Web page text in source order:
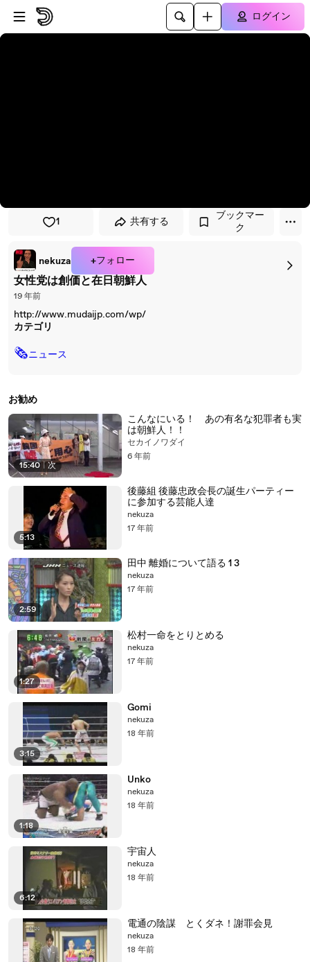
プレイヤーにスキップ
メインコンテンツにスキップ
ログイン
1 共有する
ブックマー
ク
nekuza +フォロー
女性党は創価と在日朝鮮人
19 年前
http://www.mudaijp.com/wp/
カテゴリ
🗞ニュース
お勧め
15:40 | 次
こんなにいる！ あの有名な犯罪者も実
は朝鮮人！！
セカイノワダイ
6 年前
5:13
後藤組 後藤忠政会長の誕生パーティー
に参加する芸能人達
nekuza
17 年前
2:59
田中 離婚について語る 1 3
nekuza
17 年前
1:27
松村一命をとりとめる
nekuza
17 年前
3:15
Gomi
nekuza
18 年前
1:18
Unko
nekuza
18 年前
6:12
宇宙人
nekuza
18 年前
電通の陰謀 とくダネ！謝罪会見
nekuza
18 年前